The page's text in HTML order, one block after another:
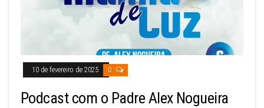
10 de fevereiro de 2025 0
Podcast com o Padre Alex Nogueira